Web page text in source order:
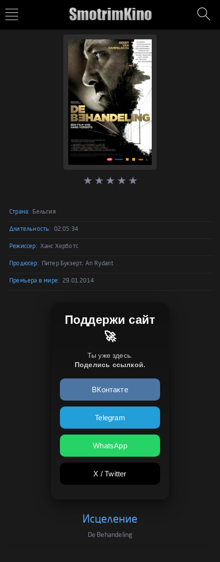
Страна: Бельгия
Длительность: 02:05:34
Режиссер: Ханс Херботс
Продюсер: Питер Букэерт, An Rydant
Премьера в мире: 29.01.2014
Поддержи сайт
🚀
Ты уже здесь.
Поделись ссылкой.
ВКонтакте
Telegram
WhatsApp
X / Twitter
Исцеление
De Behandeling